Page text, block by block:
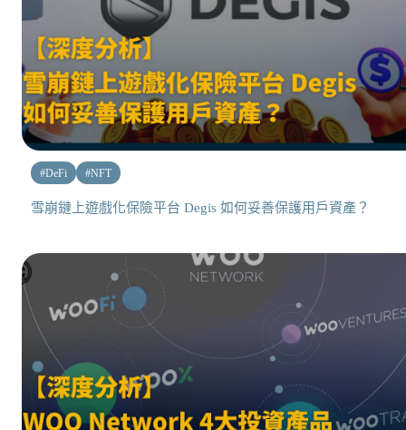
#DeFi #NFT
雪崩鏈上遊戲化保險平台 Degis 如何妥善保護用戶資產？